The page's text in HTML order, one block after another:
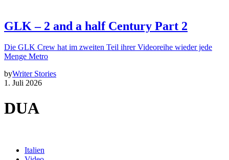
GLK – 2 and a half Century Part 2
Die GLK Crew hat im zweiten Teil ihrer Videoreihe wieder jede
Menge Metro
byWriter Stories
1. Juli 2026
DUA
Italien